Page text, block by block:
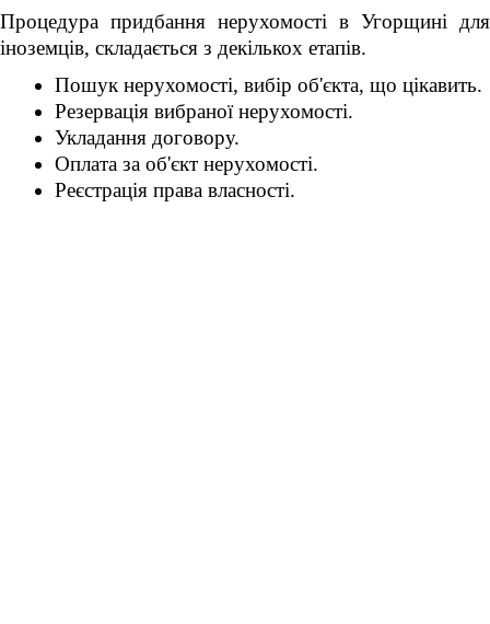
Процедура придбання нерухомості в Угорщині для
іноземців, складається з декількох етапів.
Пошук нерухомості, вибір об'єкта, що цікавить.
Резервація вибраної нерухомості.
Укладання договору.
Оплата за об'єкт нерухомості.
Реєстрація права власності.